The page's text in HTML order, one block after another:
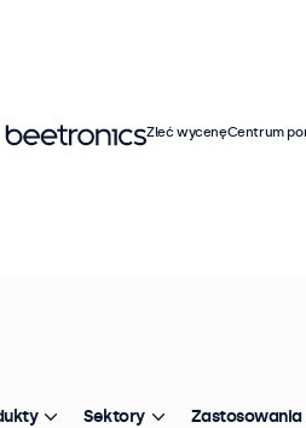
i ciągłego użytkowania. Te
dzięki czemu można je
Zleć wycenęCentrum
Sektory Zastosowania